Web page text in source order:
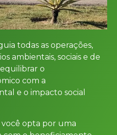
todas as operações,
ambientais, sociais e de
o
com a
e o impacto social
você opta por uma